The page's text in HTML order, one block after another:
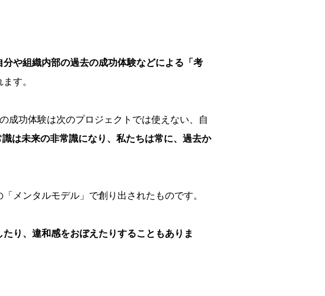
や組織内部の過去の成功体験などによる「考
す。
成功体験は次のプロジェクトでは使えない、自
識は未来の非常識になり、私たちは常に、過去か
メンタルモデル」で創り出されたものです。
り、違和感をおぼえたりすることもありま